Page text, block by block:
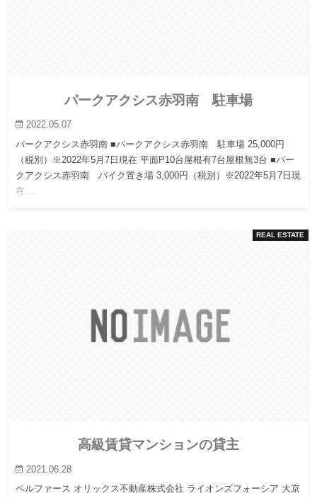
パークアクシス赤羽南 駐車場
2022.05.07
パークアクシス赤羽南 ■パークアクシス赤羽南 駐車場 25,000円
（税別）※2022年5月7日現在 平面P10台屋根有7台屋根無3台 ■パー
クアクシス赤羽南 バイク置き場 3,000円（税別）※2022年5月7日現
在 …
REAL ESTATE
高級賃貸マンションの貸主
2021.06.28
ベルファース オリックス不動産株式会社 ライオンズフォーシア 大京